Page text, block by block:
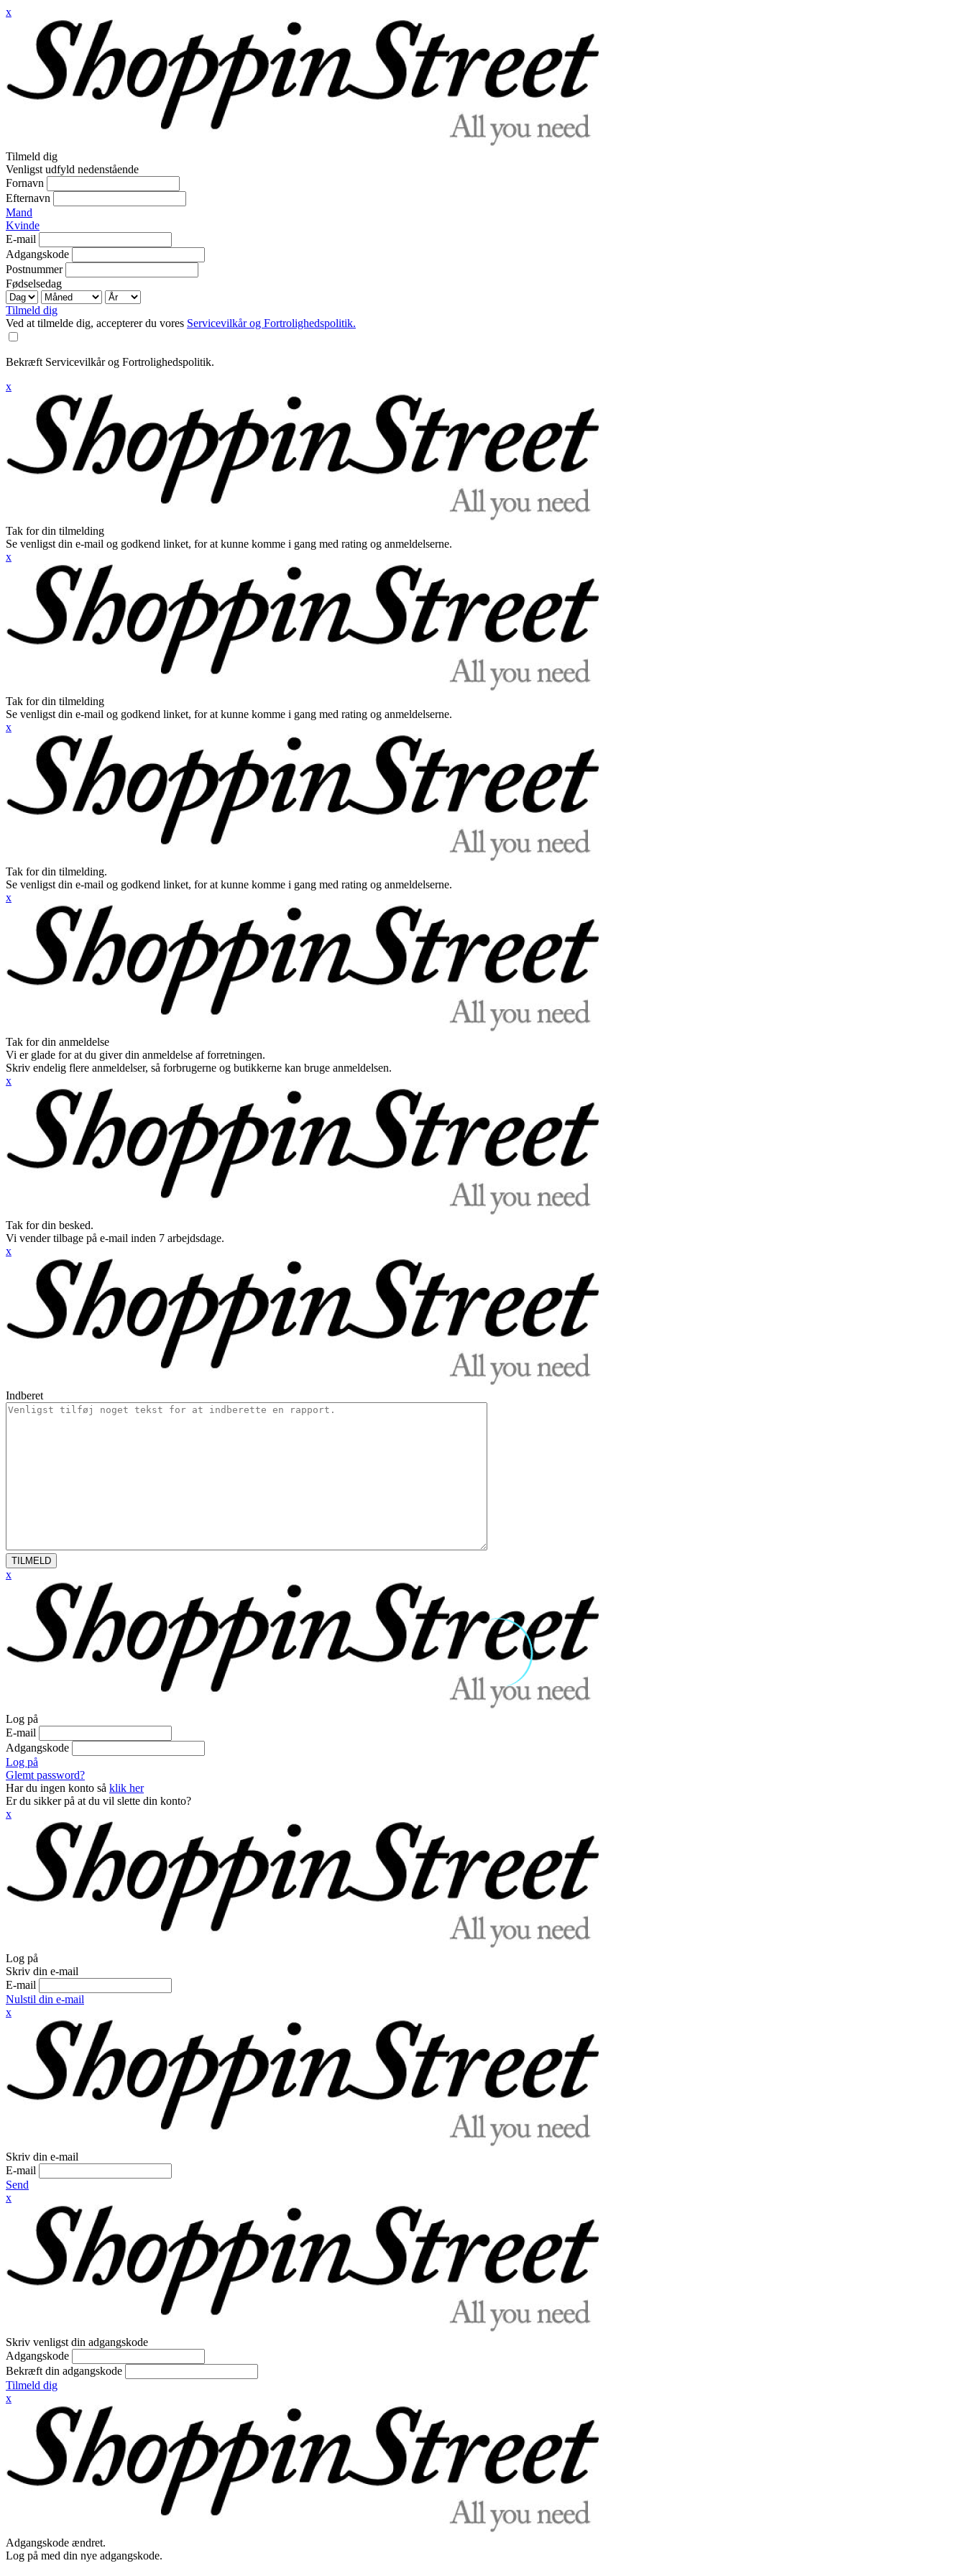
x
Tilmeld dig
Venligst udfyld nedenstående
Fornavn
Efternavn
Mand
Kvinde
E-mail
Adgangskode
Postnummer
Fødselsedag
Tilmeld dig
Ved at tilmelde dig, accepterer du vores Servicevilkår og Fortrolighedspolitik.
Bekræft Servicevilkår og Fortrolighedspolitik.
x
Tak for din tilmelding
Se venligst din e-mail og godkend linket, for at kunne komme i gang med rating og anmeldelserne.
x
Tak for din tilmelding
Se venligst din e-mail og godkend linket, for at kunne komme i gang med rating og anmeldelserne.
x
Tak for din tilmelding.
Se venligst din e-mail og godkend linket, for at kunne komme i gang med rating og anmeldelserne.
x
Tak for din anmeldelse
Vi er glade for at du giver din anmeldelse af forretningen.
Skriv endelig flere anmeldelser, så forbrugerne og butikkerne kan bruge anmeldelsen.
x
Tak for din besked.
Vi vender tilbage på e-mail inden 7 arbejdsdage.
x
Indberet
TILMELD
x
Log på
E-mail
Adgangskode
Log på
Glemt password?
Har du ingen konto så klik her
Er du sikker på at du vil slette din konto?
x
Log på
Skriv din e-mail
E-mail
Nulstil din e-mail
x
Skriv din e-mail
E-mail
Send
x
Skriv venligst din adgangskode
Adgangskode
Bekræft din adgangskode
Tilmeld dig
x
Adgangskode ændret.
Log på med din nye adgangskode.